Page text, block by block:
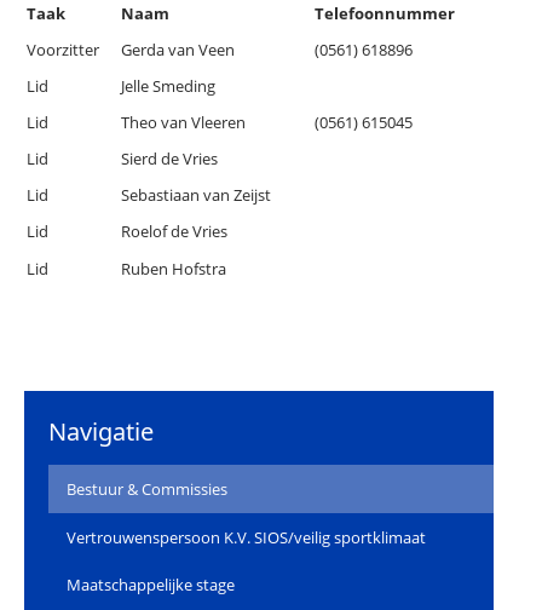
Taak
Naam
Telefoonnummer
Voorzitter
Gerda van Veen
(0561) 618896
Lid
Jelle Smeding
Lid
Theo van Vleeren
(0561) 615045
Lid
Sierd de Vries
Lid
Sebastiaan van Zeijst
Lid
Roelof de Vries
Lid
Ruben Hofstra
Navigatie
Bestuur & Commissies
Vertrouwenspersoon K.V. SIOS/veilig sportklimaat
Maatschappelijke stage